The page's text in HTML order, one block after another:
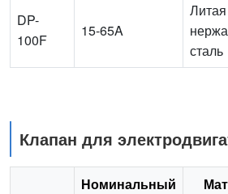
DP-
100F
15-65A
Литая
сталь
Клапан для
Номинальный